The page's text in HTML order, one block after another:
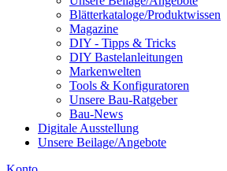
Blätterkataloge/Produktwissen
Magazine
DIY - Tipps & Tricks
DIY Bastelanleitungen
Markenwelten
Tools & Konfiguratoren
Unsere Bau-Ratgeber
Bau-News
Digitale Ausstellung
Unsere Beilage/Angebote